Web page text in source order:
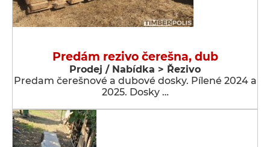
Predám rezivo čerešna, dub
Prodej / Nabídka > Řezivo
Predam čerešnové a dubové dosky. Pílené 2024 a
2025. Dosky …